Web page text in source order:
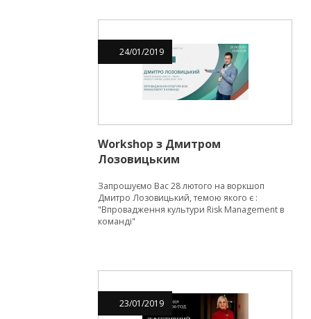
24/01/2019
Workshop з Дмитром
Лозовицьким
Запрошуємо Вас 28 лютого на воркшоп
Дмитро Лозовицький, темою якого є :
"Впровадження культури Risk Management в
команді"
23/01/2019